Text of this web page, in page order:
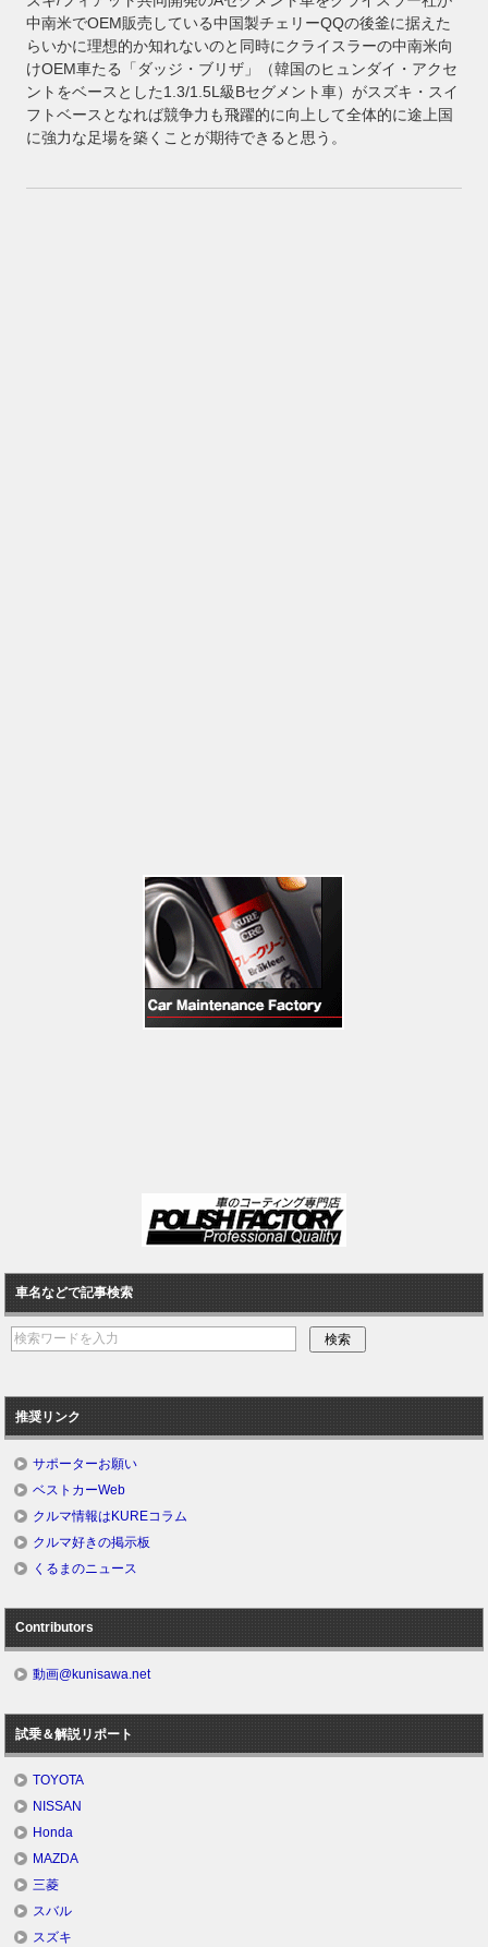
中南米でOEM販売している中国製チェリーQQの後釜に据えた
らいかに理想的か知れないのと同時にクライスラーの中南米向
けOEM車たる「ダッジ・ブリザ」（韓国のヒュンダイ・アクセ
ントをベースとした1.3/1.5L級Bセグメント車）がスズキ・スイ
フトベースとなれば競争力も飛躍的に向上して全体的に途上国
に強力な足場を築くことが期待できると思う。
車名などで記事検索
推奨リンク
サポーターお願い
ベストカーWeb
クルマ情報はKUREコラム
クルマ好きの掲示板
くるまのニュース
Contributors
動画@kunisawa.net
試乗＆解説リポート
TOYOTA
NISSAN
Honda
MAZDA
三菱
スバル
スズキ